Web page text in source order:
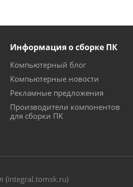
Информация о сборке ПК
Компьютерный блог
Компьютерные новости
Рекламные предложения
Производители компонентов
для сборки ПК
(integral.tomsk.ru)